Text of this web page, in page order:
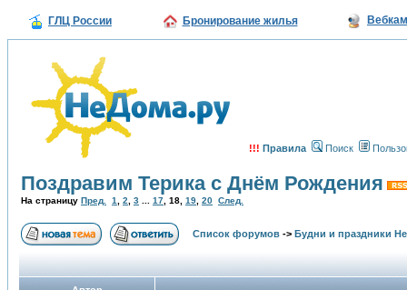
ГЛЦ России Бронирование жилья
!!! Правила Поиск
Поздравим Терика с Днём Рождения
На страницу Пред. 1 2 3 17 18 19 20 След.
Список форумов -> Будни и праздники